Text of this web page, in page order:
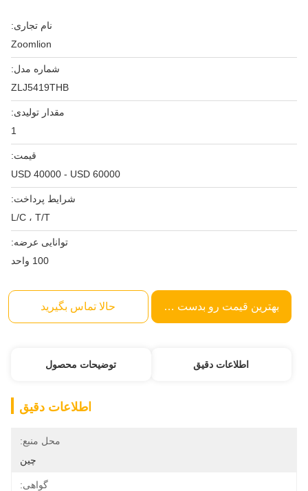
نام تجاری:
Zoomlion
شماره مدل:
ZLJ5419THB
مقدار تولیدی:
قیمت:
USD 40000 - USD 60000
شرایط پرداخت:
L/C ، T/T
توانایی عرضه:
100 واحد
بهترین قیمت رو بدست بیار حالا تماس بگیرید
اطلاعات دقیق توضیحات محصول
اطلاعات دقیق
محل منبع:
چین
گواهی: